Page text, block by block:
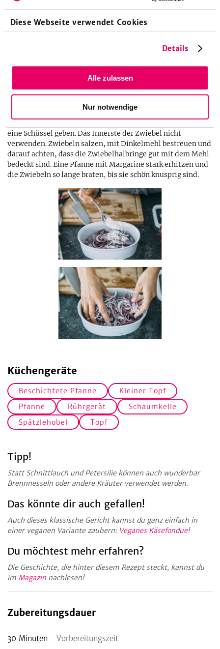
Diese Webseite verwendet Cookies
Details
Alle zulassen
Nur notwendige
6
1,0 Prise Salz 1,0
eine Schüssel geben. Das Innerste der Zwiebel nicht
verwenden. Zwiebeln salzen, mit Dinkelmehl bestreuen und
darauf achten, dass die Zwiebelhalbringe gut mit dem Mehl
bedeckt sind. Eine Pfanne mit Margarine stark erhitzen und
die Zwiebeln so lange braten, bis sie schön knusprig sind.
Küchengeräte
Beschichtete Pfanne
Kleiner Topf
Pfanne
Rührgerät
Schaumkelle
Spätzlehobel
Topf
Tipp!
Statt Schnittlauch und Petersilie können auch wunderbar
Brennnesseln oder andere Kräuter verwendet werden.
Das könnte dir auch gefallen!
Auch dieses klassische Gericht kannst du ganz einfach in
einer veganen Variante zaubern: Veganes Käsefondue!
Du möchtest mehr erfahren?
Die Geschichte, die hinter diesem Rezept steckt, kannst du
im Magazin nachlesen!
Zubereitungsdauer
30 Minuten
Vorbereitungszeit